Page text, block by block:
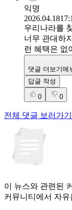
익명
2026.04.18
우리나라를
너무 관대하
런 혜택은 없
댓글 더보기메
답글 작성
0 0
전체 댓글 보러가
이 뉴스와 관련된
커뮤니티에서 자